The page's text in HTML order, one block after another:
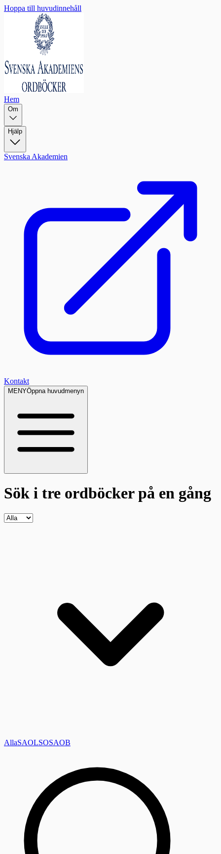
Hoppa till huvudinnehåll
Hem
Om
Hjälp
Svenska Akademien
Kontakt
MENYÖppna huvudmenyn
Sök i tre ordböckerpå en gång
AllaSAOLSOSAOB